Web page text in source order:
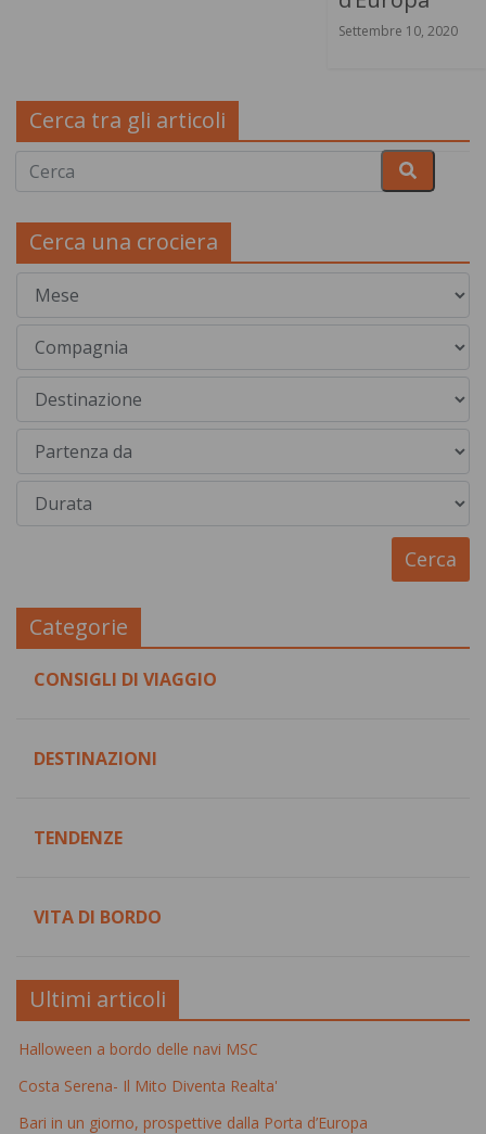
Settembre 10, 2020
Cerca tra gli articoli
Cerca una crociera
Categorie
CONSIGLI DI VIAGGIO
DESTINAZIONI
TENDENZE
VITA DI BORDO
Ultimi articoli
Halloween a bordo delle navi MSC
Costa Serena- Il Mito Diventa Realta'
Bari in un giorno, prospettive dalla Porta d’Europa